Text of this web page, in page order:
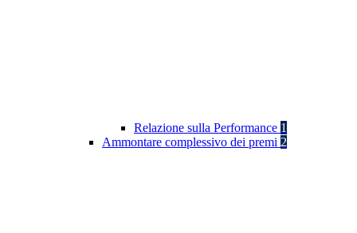
Relazione sulla Performance 1
Ammontare complessivo dei premi 2